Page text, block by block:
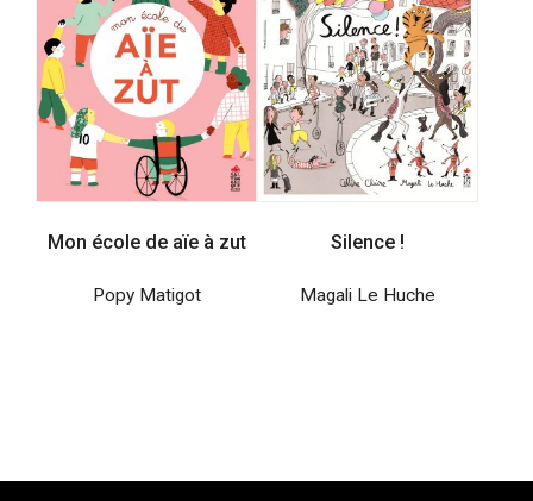
Mon école de aïe à zut
Popy Matigot
Silence !
Magali Le Huche